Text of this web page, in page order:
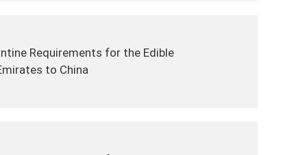
Requirements for the Edible
to China